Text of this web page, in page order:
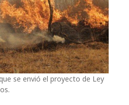
se envió el proyecto de Ley